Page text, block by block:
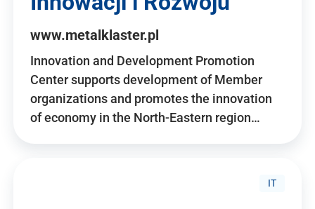
www.metalklaster.pl
Innovation and Development Promotion
Center supports development of Member
organizations and promotes the innovation
of economy in the North-Eastern region…
IT